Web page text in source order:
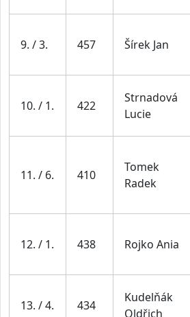
9. / 3. 457 Šírek Jan
10. / 1. 422
Strnadová
Lucie
11. / 6. 410
Tomek
Radek
12. / 1. 438 Rojko Ania
13. / 4. 434
Kudelňák
Oldřich